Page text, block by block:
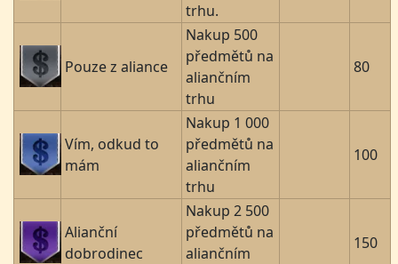
trhu.
Pouze z aliance
Nakup 500
předmětů na
aliančním
trhu
80
Vím, odkud to
mám
Nakup 1 000
předmětů na
aliančním
trhu
100
Alianční
dobrodinec
Nakup 2 500
předmětů na
aliančním
150